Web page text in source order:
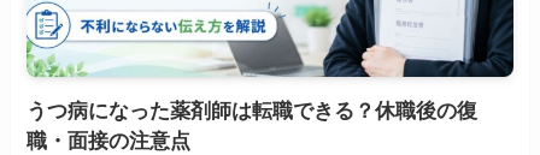
うつ病になった薬剤師は転職できる？休職後の復
職・面接の注意点